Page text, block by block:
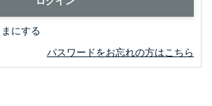
にする
パスワードをお忘れの方はこちら